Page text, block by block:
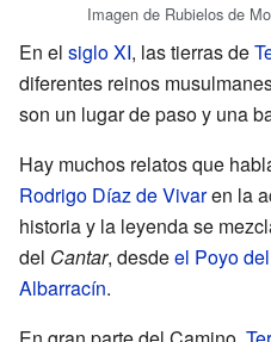
Imagen de Rubielos de
En el siglo XI, las tierras de
diferentes reinos
son un lugar de paso y una
Hay muchos relatos que
Rodrigo Díaz de Vivaren la
historia y la leyenda se
del Cantar, desdeel Poyo
Albarracín.